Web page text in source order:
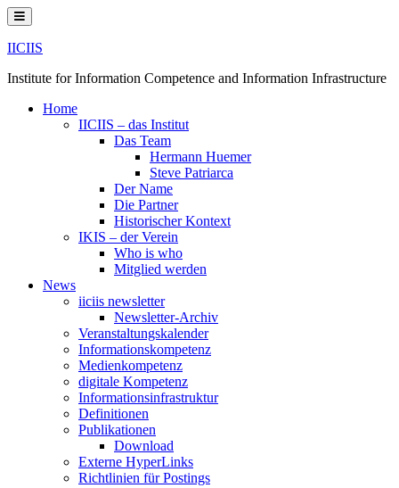
Skip
to
content
IICIIS
Institute for Information Competence and Information Infrastructure
Home
IICIIS – das Institut
Das Team
Hermann Huemer
Steve Patriarca
Der Name
Die Partner
Historischer Kontext
IKIS – der Verein
Who is who
Mitglied werden
News
iiciis newsletter
Newsletter-Archiv
Veranstaltungskalender
Informationskompetenz
Medienkompetenz
digitale Kompetenz
Informationsinfrastruktur
Definitionen
Publikationen
Download
Externe HyperLinks
Richtlinien für Postings